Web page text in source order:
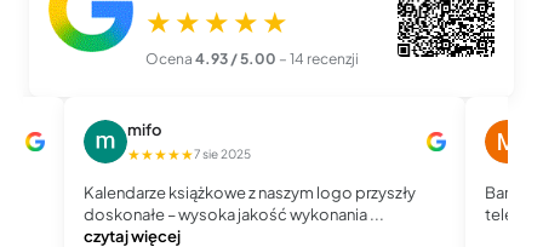
★★★★★
Ocena 4.93 / 5.00 – 14 recenzji
mifo
★★★★★7 sie 2025
Kalendarze książkowe z naszym logo przyszły
doskonałe – wysoka jakość wykonania ...
czytaj więcej
Bardzo